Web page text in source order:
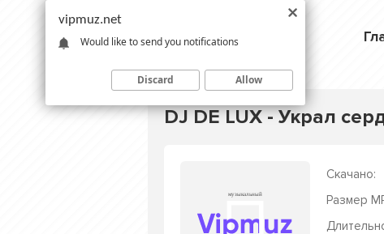
DJ DE LUX - Украл
Скачано:
Размер
vipmuz.net
Would like to send you notifications
Discard Allow